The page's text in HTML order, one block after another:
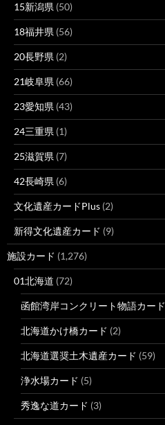
15新潟県 (50)
18福井県 (56)
20長野県 (2)
21岐阜県 (66)
23愛知県 (43)
24三重県 (1)
25滋賀県 (7)
42長崎県 (6)
文化遺産カードPlus (2)
新得文化遺産カード (9)
施設カード (1,276)
01北海道 (72)
函館湾岸コンクリート物語カード
北海道かけ橋カード (2)
北海道選奨土木遺産カード (59)
浄水場カード (5)
秀逸な道カード (3)